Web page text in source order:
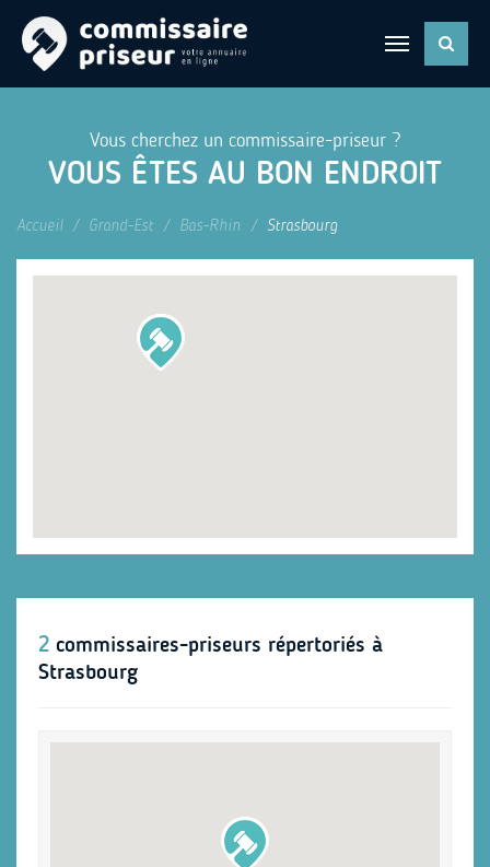
Vous cherchez un commissaire-priseur ?
VOUS ÊTES AU BON ENDROIT
Accueil Grand-Est Bas-Rhin Strasbourg
2 commissaires-priseurs répertoriés à
Strasbourg